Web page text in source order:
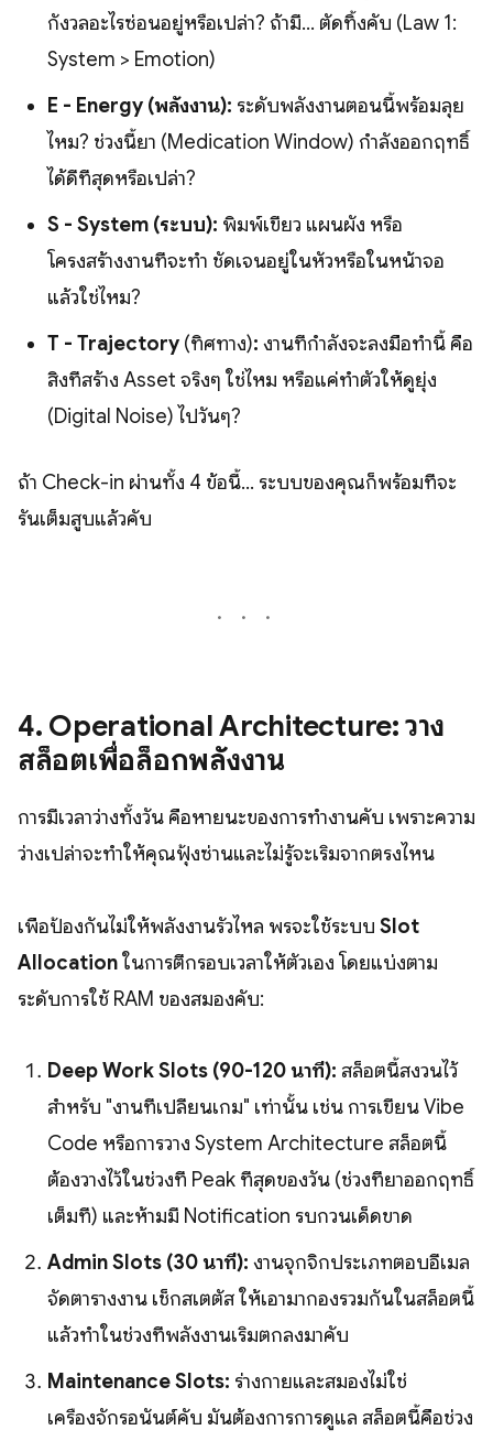
กังวลอะไรซ่อนอยู่หรือเปล่า? ถ้ามี... ตัดทิ้งคับ (Law 1:
System > Emotion)
E - Energy (พลังงาน): ระดับพลังงานตอนนี้พร้อมลุย
ไหม? ช่วงนี้ยา (Medication Window) กำลังออกฤทธิ์
ได้ดีที่สุดหรือเปล่า?
S - System (ระบบ): พิมพ์เขียว แผนผัง หรือ
โครงสร้างงานที่จะทำ ชัดเจนอยู่ในหัวหรือในหน้าจอ
แล้วใช่ไหม?
T - Trajectory (ทิศทาง): งานที่กำลังจะลงมือทำนี้ คือ
สิ่งที่สร้าง Asset จริงๆ ใช่ไหม หรือแค่ทำตัวให้ดูยุ่ง
(Digital Noise) ไปวันๆ?
ถ้า Check-in ผ่านทั้ง 4 ข้อนี้... ระบบของคุณก็พร้อมที่จะ
รันเต็มสูบแล้วคับ
4. Operational Architecture: วาง
สล็อตเพื่อล็อกพลังงาน
การมีเวลาว่างทั้งวัน คือหายนะของการทำงานคับ เพราะความ
ว่างเปล่าจะทำให้คุณฟุ้งซ่านและไม่รู้จะเริ่มจากตรงไหน
เพื่อป้องกันไม่ให้พลังงานรั่วไหล พรจะใช้ระบบ Slot
Allocationในการตีกรอบเวลาให้ตัวเอง โดยแบ่งตาม
ระดับการใช้ RAM ของสมองคับ:
Deep Work Slots (90-120 นาที): สล็อตนี้สงวนไว้
สำหรับ "งานที่เปลี่ยนเกม" เท่านั้น เช่น การเขียน Vibe
Code หรือการวาง System Architecture สล็อตนี้
ต้องวางไว้ในช่วงที่ Peak ที่สุดของวัน (ช่วงที่ยาออกฤทธิ์
เต็มที่) และห้ามมี Notification รบกวนเด็ดขาด
Admin Slots (30 นาที): งานจุกจิกประเภทตอบอีเมล
จัดตารางงาน เช็กสเตตัส ให้เอามากองรวมกันในสล็อตนี้
แล้วทำในช่วงที่พลังงานเริ่มตกลงมาคับ
Maintenance Slots: ร่างกายและสมองไม่ใช่
เครื่องจักรอนันต์คับ มันต้องการการดูแล สล็อตนี้คือช่วง